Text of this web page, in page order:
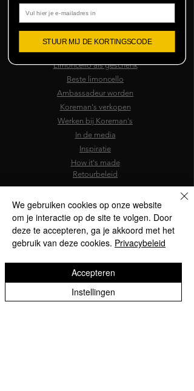
Algemene voorwaarden
Veelgestelde vragen
Limoncello als geschenk
Beste limoncello
Ambassadeur worden
Koreman's verkopen
Werken bij Koreman's
In de media
Inspiratie
How it's made
Retourbeleid
We gebruiken cookies op onze website
om je interactie op de site te volgen. Door
deze te accepteren, ga je akkoord met het
gebruik van deze cookies. Privacybeleid
Instellingen
Accepteren
STUUR MIJ DE KORTINGSCODE